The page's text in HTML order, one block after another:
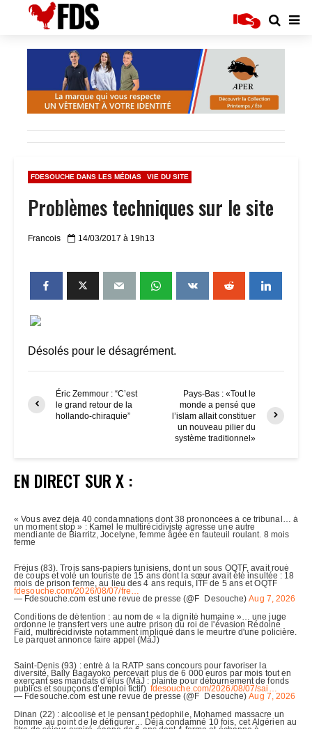
FDESOUCHE DANS LES MÉDIAS VIE DU SITE
Problèmes techniques sur le site
Francois 14/03/2017 à 19h13
Désolés pour le désagrément.
Éric Zemmour : “C’est
le grand retour de la
hollando-chiraquie”
Pays-Bas : «Tout le
monde a pensé que
l’islam allait constituer
un nouveau pilier du
système traditionnel»
EN DIRECT SUR X :